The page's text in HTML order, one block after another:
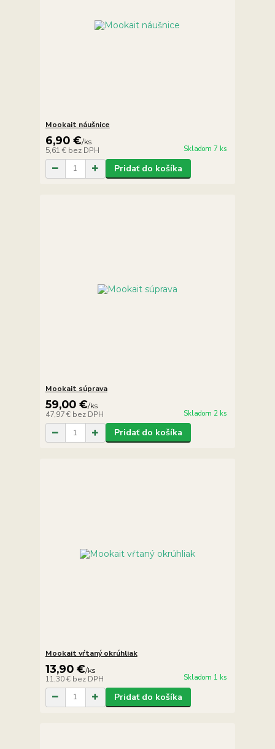
Mookait náušnice
6,90 €/ks
5,61 € bez DPH Skladom 7 ks
Pridať do košíka
Mookait súprava
59,00 €/ks
47,97 € bez DPH Skladom 2 ks
Pridať do košíka
Mookait vŕtaný okrúhliak
13,90 €/ks
11,30 € bez DPH Skladom 1 ks
Pridať do košíka